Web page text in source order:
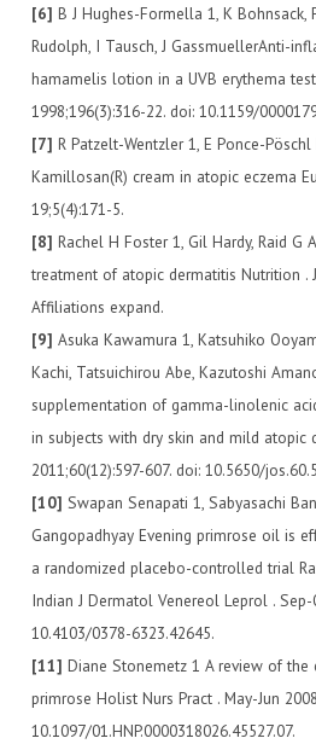
[6] B J Hughes-Formella 1, K Bohnsack,
Rudolph, I Tausch, J GassmuellerAnti-
hamamelis lotion in a UVB erythema
1998;196(3):316-22. doi: 10.1159/
[7] R Patzelt-Wentzler 1, E Ponce-
Kamillosan(R) cream in atopic eczema
19;5(4):171-5.
[8] Rachel H Foster 1, Gil Hardy, Raid G
treatment of atopic dermatitis Nutrition .
Affiliations expand.
[9] Asuka Kawamura 1, Katsuhiko
Kachi, Tatsuichirou Abe, Kazutoshi
supplementation of gamma-linolenic
in subjects with dry skin and mild atopic
2011;60(12):597-607. doi: 10.5650/
[10] Swapan Senapati 1, Sabyasachi
Gangopadhyay Evening primrose oil is
a randomized placebo-controlled trial
Indian J Dermatol Venereol Leprol . Sep-
10.4103/0378-6323.42645.
[11] Diane Stonemetz 1 A review of
primrose Holist Nurs Pract . May-Jun
10.1097/01.HNP.0000318026.45527.07.